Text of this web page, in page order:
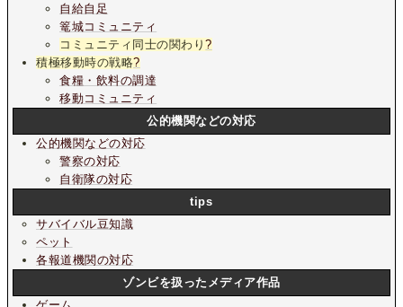
自給自足
篭城コミュニティ
コミュニティ同士の関わり?
積極移動時の戦略?
食糧・飲料の調達
移動コミュニティ
公的機関などの対応
公的機関などの対応
警察の対応
自衛隊の対応
tips
サバイバル豆知識
ペット
各報道機関の対応
ゾンビを扱ったメディア作品